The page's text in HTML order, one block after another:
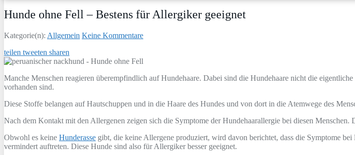
Hunde ohne Fell – Bestens für Allergiker geeignet
Kategorie(n): Allgemein Keine Kommentare
teilen tweeten sharen
Manche Menschen reagieren überempfindlich auf Hundehaare. Dabei sind die Hundehaare nicht die
vorhanden sind.
Diese Stoffe belangen auf Hautschuppen und in die Haare des Hundes und von dort in die Atemwege des
Nach dem Kontakt mit den Allergenen zeigen sich die Symptome der Hundehaarallergie bei diesen
Obwohl es keine Hunderasse gibt, die keine Allergene produziert, wird davon berichtet, dass die Symptome
vermindert auftreten. Diese Hunde sind also für Allergiker besser geeignet.